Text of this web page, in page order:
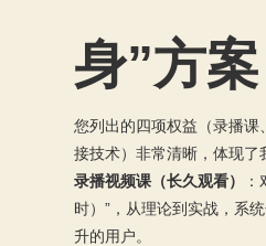
身”方案
您列出的四项权益（录播
接技术）非常清晰，体现了
录播视频课（长久观看）
时）”，从理论到实战，系
升的用户。